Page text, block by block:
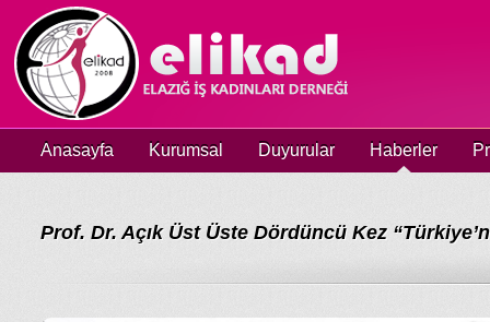
Anasayfa Kurumsal Duyurular Haberler
Prof. Dr. Açık Üst Üste Dördüncü Kez